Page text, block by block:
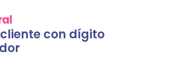
con dígito